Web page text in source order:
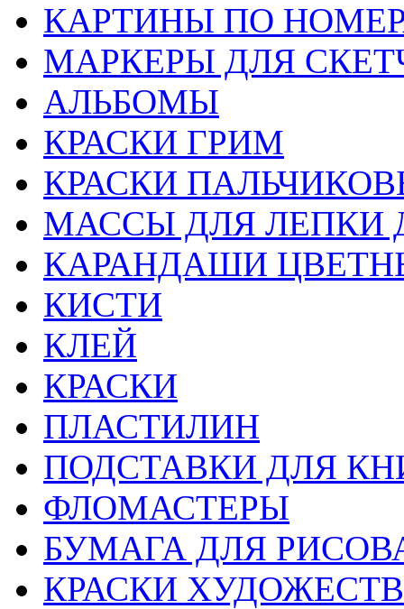
КАРТИНЫ ПО
МАРКЕРЫ ДЛЯ
АЛЬБОМЫ
КРАСКИ ГРИМ
КРАСКИ
МАССЫ ДЛЯ ЛЕПКИ
КАРАНДАШИ
КИСТИ
КЛЕЙ
КРАСКИ
ПЛАСТИЛИН
ПОДСТАВКИ ДЛЯ
ФЛОМАСТЕРЫ
БУМАГА ДЛЯ
КРАСКИ